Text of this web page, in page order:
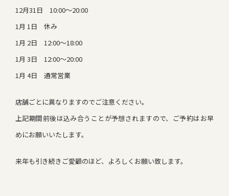
12月31日 10:00～20:00
1月 1日 休み
1月 2日 12:00～18:00
1月 3日 12:00～20:00
1月 4日 通常営業
店舗ごとに異なりますのでご注意ください。
上記期間前後は込み合うことが予想されますので、ご予約はお早
めにお願いいたします。
来年も引き続きご愛顧のほど、よろしくお願い致します。